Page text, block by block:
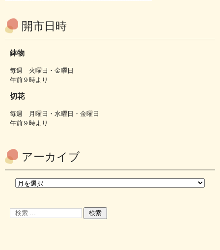
開市日時
鉢物
毎週 火曜日・金曜日
午前９時より
切花
毎週 月曜日・水曜日・金曜日
午前９時より
アーカイブ